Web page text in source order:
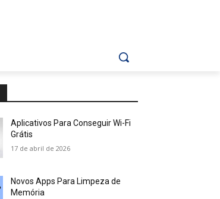
Aplicativos Para Conseguir Wi-Fi
Grátis
17 de abril de 2026
Novos Apps Para Limpeza de
Memória